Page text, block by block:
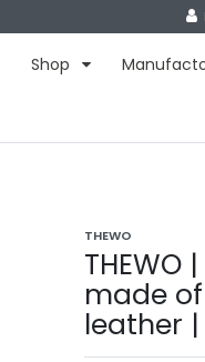
Shop
THEWO
THEWO
made
leather